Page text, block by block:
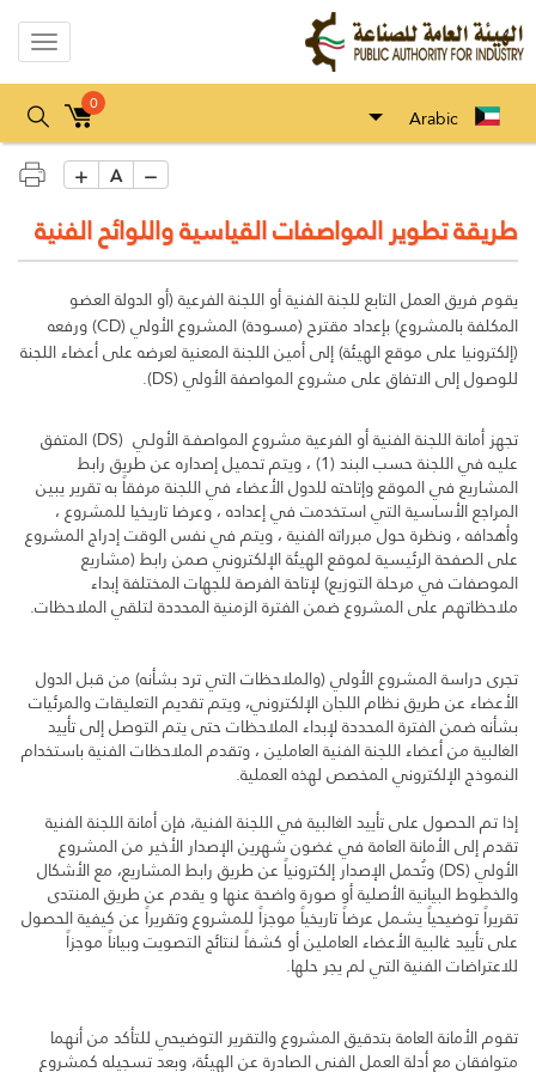
Arabic
0
A
طريقة تطوير المواصفات القياسية واللوائح الفنية
​​​​يقوم فريق العمل التابع للجنة الفنية أو اللجنة الفرعية (أو الدولة العضو
المكلفة بالمشروع) بإعداد مقترح (مسودة) المشروع الأولي (CD) ورفعه
(إلكترونيا على موقع الهيئة) إلى أمين اللجنة المعنية لعرضه على أعضاء اللجنة
للوصول إلى الاتفاق على مشروع المواصفة الأولي (DS).
تجهز أمانة اللجنة الفنية أو الفرعية مشروع المواصفـة الأولـي (DS) المتفق
عليـه في اللجنة حسب البند (1) ، ويتم تحميل إصداره عن طريق رابط
المشاريع في الموقع وإتاحته للدول الأعضاء في اللجنة مرفقاً به تقرير يبين
المراجع الأساسية التي استخدمت في إعداده ، وعرضا تاريخيا للمشروع ،
وأهدافه ، ونظرة حول مبرراته الفنية ، ويتم في نفس الوقت إدراج المشروع
على الصفحة الرئيسية لموقع الهيئة الإلكتروني صمن رابط (مشاريع
الموصفات في مرحلة التوزيع) لإتاحة الفرصة للجهات المختلفة إبداء
ملاحظاتهم على المشروع ضمن الفترة الزمنية المحددة لتلقي الملاحظات.
تجرى دراسة المشروع الأولي (والملاحظات التي ترد بشأنه) من قبل الدول
الأعضاء عن طريق نظام اللجان الإلكتروني، ويتم تقديم التعليقات والمرئيات
بشأنه ضمن الفترة المحددة لإبداء الملاحظات حتى يتم التوصل إلى تأييد
الغالبية من أعضاء اللجنة الفنية العاملين ، وتقدم الملاحظات الفنية باستخدام
النموذج الإلكتروني المخصص لهذه العملية.
إذا تم الحصول على تأييد الغالبية في اللجنة الفنية، فإن أمانة اللجنة الفنية
تقدم إلى الأمانة العامة في غضون شهرين الإصدار الأخير من المشروع
الأولي (DS) وتُحمل الإصدار إلكترونياً عن طريق رابط المشاريع، مع الأشكال
والخطوط البيانية الأصلية أو صورة واضحة عنها و يقدم عن طريق المنتدى
تقريراً توضيحياً يشمل عرضاً تاريخياً موجزاً للمشروع وتقريراً عن كيفية الحصول
على تأييد غالبية الأعضاء العاملين أو كشفاً لنتائج التصويت وبياناً موجزاً
للاعتراضات الفنية التي لم يجر حلها.
تقوم الأمانة العامة بتدقيق المشروع والتقرير التوضيحي للتأكد من أنهما
متوافقان مع أدلة العمل الفني الصادرة عن الهيئة، وبعد تسجيله كمشروع